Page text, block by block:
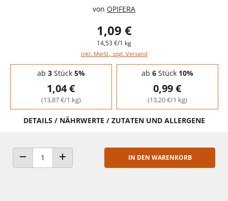
von OPIFERA
1,09 €
14,53 €/1 kg
inkl. MwSt., zzgl. Versand
Staffelpreise - Mengenrabatt
ab 3Stück 5%
1,04 €
(13,87 €/1 kg)
ab 6Stück 10%
0,99 €
(13,20 €/1 kg)
DETAILS / NÄHRWERTE / ZUTATEN UND ALLERGENE
ANZAHL VERRINGERNANZAHL ERHÖHEN
IN DEN WARENKORB